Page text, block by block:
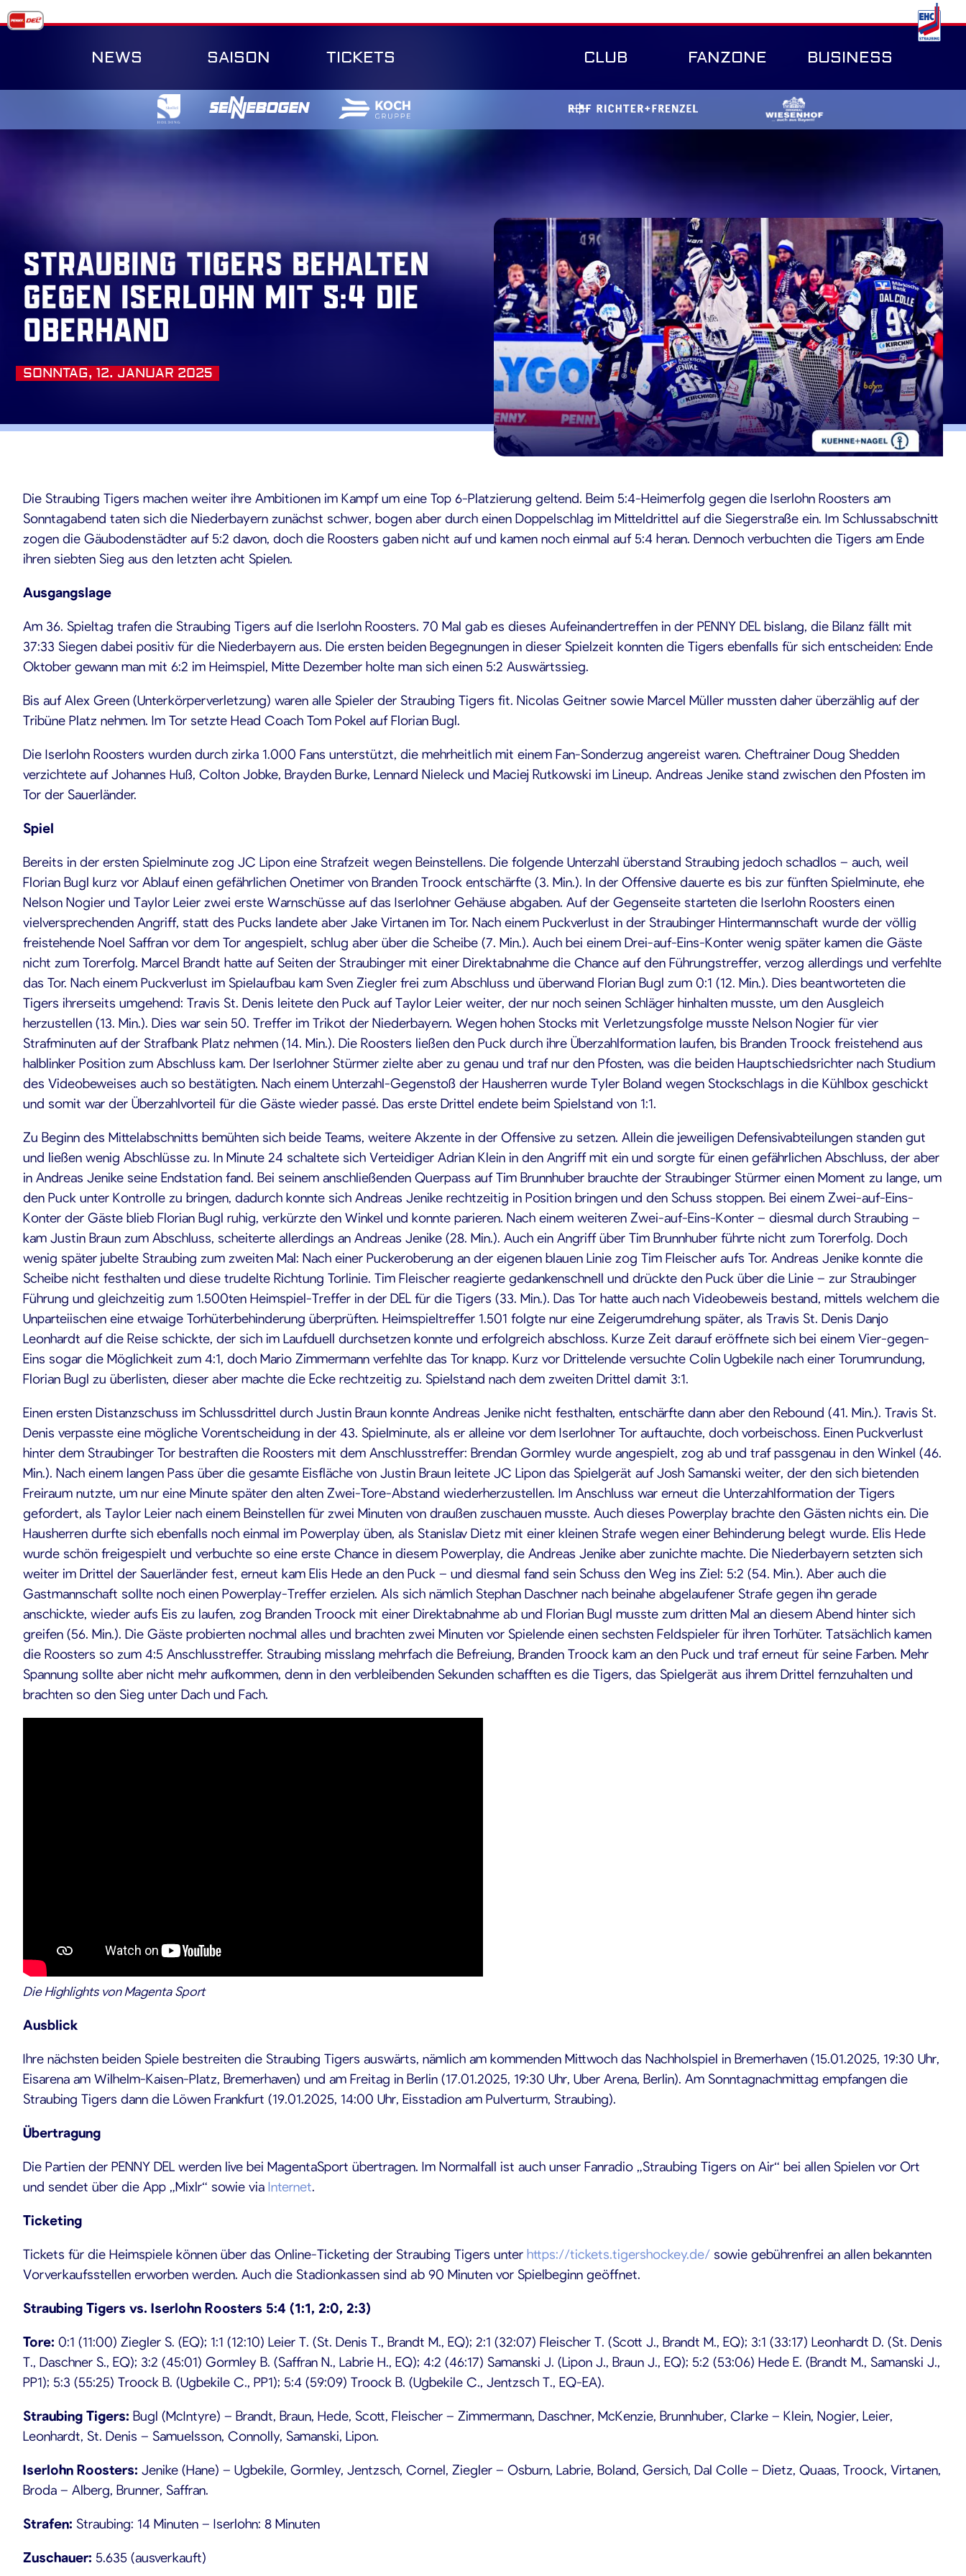
Skip
to
NEWS SAISON TICKETS CLUB FANZONE BUSINESS
Straubing Tigers behalten
gegen Iserlohn mit 5:4 die
Oberhand
SONNTAG, 12. JANUAR 2025
Die Straubing Tigers machen weiter ihre Ambitionen im Kampf um eine Top 6-Platzierung geltend. Beim 5:4-Heimerfolg gegen die Iserlohn Roosters am
Sonntagabend taten sich die Niederbayern zunächst schwer, bogen aber durch einen Doppelschlag im Mitteldrittel auf die Siegerstraße ein. Im Schlussabschnitt
zogen die Gäubodenstädter auf 5:2 davon, doch die Roosters gaben nicht auf und kamen noch einmal auf 5:4 heran. Dennoch verbuchten die Tigers am Ende
ihren siebten Sieg aus den letzten acht Spielen.
Ausgangslage
Am 36. Spieltag trafen die Straubing Tigers auf die Iserlohn Roosters. 70 Mal gab es dieses Aufeinandertreffen in der PENNY DEL bislang, die Bilanz fällt mit
37:33 Siegen dabei positiv für die Niederbayern aus. Die ersten beiden Begegnungen in dieser Spielzeit konnten die Tigers ebenfalls für sich entscheiden: Ende
Oktober gewann man mit 6:2 im Heimspiel, Mitte Dezember holte man sich einen 5:2 Auswärtssieg.
Bis auf Alex Green (Unterkörperverletzung) waren alle Spieler der Straubing Tigers fit. Nicolas Geitner sowie Marcel Müller mussten daher überzählig auf der
Tribüne Platz nehmen. Im Tor setzte Head Coach Tom Pokel auf Florian Bugl.
Die Iserlohn Roosters wurden durch zirka 1.000 Fans unterstützt, die mehrheitlich mit einem Fan-Sonderzug angereist waren. Cheftrainer Doug Shedden
verzichtete auf Johannes Huß, Colton Jobke, Brayden Burke, Lennard Nieleck und Maciej Rutkowski im Lineup. Andreas Jenike stand zwischen den Pfosten im
Tor der Sauerländer.
Spiel
Bereits in der ersten Spielminute zog JC Lipon eine Strafzeit wegen Beinstellens. Die folgende Unterzahl überstand Straubing jedoch schadlos – auch, weil
Florian Bugl kurz vor Ablauf einen gefährlichen Onetimer von Branden Troock entschärfte (3. Min.). In der Offensive dauerte es bis zur fünften Spielminute, ehe
Nelson Nogier und Taylor Leier zwei erste Warnschüsse auf das Iserlohner Gehäuse abgaben. Auf der Gegenseite starteten die Iserlohn Roosters einen
vielversprechenden Angriff, statt des Pucks landete aber Jake Virtanen im Tor. Nach einem Puckverlust in der Straubinger Hintermannschaft wurde der völlig
freistehende Noel Saffran vor dem Tor angespielt, schlug aber über die Scheibe (7. Min.). Auch bei einem Drei-auf-Eins-Konter wenig später kamen die Gäste
nicht zum Torerfolg. Marcel Brandt hatte auf Seiten der Straubinger mit einer Direktabnahme die Chance auf den Führungstreffer, verzog allerdings und verfehlte
das Tor. Nach einem Puckverlust im Spielaufbau kam Sven Ziegler frei zum Abschluss und überwand Florian Bugl zum 0:1 (12. Min.). Dies beantworteten die
Tigers ihrerseits umgehend: Travis St. Denis leitete den Puck auf Taylor Leier weiter, der nur noch seinen Schläger hinhalten musste, um den Ausgleich
herzustellen (13. Min.). Dies war sein 50. Treffer im Trikot der Niederbayern. Wegen hohen Stocks mit Verletzungsfolge musste Nelson Nogier für vier
Strafminuten auf der Strafbank Platz nehmen (14. Min.). Die Roosters ließen den Puck durch ihre Überzahlformation laufen, bis Branden Troock freistehend aus
halblinker Position zum Abschluss kam. Der Iserlohner Stürmer zielte aber zu genau und traf nur den Pfosten, was die beiden Hauptschiedsrichter nach Studium
des Videobeweises auch so bestätigten. Nach einem Unterzahl-Gegenstoß der Hausherren wurde Tyler Boland wegen Stockschlags in die Kühlbox geschickt
und somit war der Überzahlvorteil für die Gäste wieder passé. Das erste Drittel endete beim Spielstand von 1:1.
Zu Beginn des Mittelabschnitts bemühten sich beide Teams, weitere Akzente in der Offensive zu setzen. Allein die jeweiligen Defensivabteilungen standen gut
und ließen wenig Abschlüsse zu. In Minute 24 schaltete sich Verteidiger Adrian Klein in den Angriff mit ein und sorgte für einen gefährlichen Abschluss, der aber
in Andreas Jenike seine Endstation fand. Bei seinem anschließenden Querpass auf Tim Brunnhuber brauchte der Straubinger Stürmer einen Moment zu lange, um
den Puck unter Kontrolle zu bringen, dadurch konnte sich Andreas Jenike rechtzeitig in Position bringen und den Schuss stoppen. Bei einem Zwei-auf-Eins-
Konter der Gäste blieb Florian Bugl ruhig, verkürzte den Winkel und konnte parieren. Nach einem weiteren Zwei-auf-Eins-Konter – diesmal durch Straubing –
kam Justin Braun zum Abschluss, scheiterte allerdings an Andreas Jenike (28. Min.). Auch ein Angriff über Tim Brunnhuber führte nicht zum Torerfolg. Doch
wenig später jubelte Straubing zum zweiten Mal: Nach einer Puckeroberung an der eigenen blauen Linie zog Tim Fleischer aufs Tor. Andreas Jenike konnte die
Scheibe nicht festhalten und diese trudelte Richtung Torlinie. Tim Fleischer reagierte gedankenschnell und drückte den Puck über die Linie – zur Straubinger
Führung und gleichzeitig zum 1.500ten Heimspiel-Treffer in der DEL für die Tigers (33. Min.). Das Tor hatte auch nach Videobeweis bestand, mittels welchem die
Unparteiischen eine etwaige Torhüterbehinderung überprüften. Heimspieltreffer 1.501 folgte nur eine Zeigerumdrehung später, als Travis St. Denis Danjo
Leonhardt auf die Reise schickte, der sich im Laufduell durchsetzen konnte und erfolgreich abschloss. Kurze Zeit darauf eröffnete sich bei einem Vier-gegen-
Eins sogar die Möglichkeit zum 4:1, doch Mario Zimmermann verfehlte das Tor knapp. Kurz vor Drittelende versuchte Colin Ugbekile nach einer Torumrundung,
Florian Bugl zu überlisten, dieser aber machte die Ecke rechtzeitig zu. Spielstand nach dem zweiten Drittel damit 3:1.
Einen ersten Distanzschuss im Schlussdrittel durch Justin Braun konnte Andreas Jenike nicht festhalten, entschärfte dann aber den Rebound (41. Min.). Travis St.
Denis verpasste eine mögliche Vorentscheidung in der 43. Spielminute, als er alleine vor dem Iserlohner Tor auftauchte, doch vorbeischoss. Einen Puckverlust
hinter dem Straubinger Tor bestraften die Roosters mit dem Anschlusstreffer: Brendan Gormley wurde angespielt, zog ab und traf passgenau in den Winkel (46.
Min.). Nach einem langen Pass über die gesamte Eisfläche von Justin Braun leitete JC Lipon das Spielgerät auf Josh Samanski weiter, der den sich bietenden
Freiraum nutzte, um nur eine Minute später den alten Zwei-Tore-Abstand wiederherzustellen. Im Anschluss war erneut die Unterzahlformation der Tigers
gefordert, als Taylor Leier nach einem Beinstellen für zwei Minuten von draußen zuschauen musste. Auch dieses Powerplay brachte den Gästen nichts ein. Die
Hausherren durfte sich ebenfalls noch einmal im Powerplay üben, als Stanislav Dietz mit einer kleinen Strafe wegen einer Behinderung belegt wurde. Elis Hede
wurde schön freigespielt und verbuchte so eine erste Chance in diesem Powerplay, die Andreas Jenike aber zunichte machte. Die Niederbayern setzten sich
weiter im Drittel der Sauerländer fest, erneut kam Elis Hede an den Puck – und diesmal fand sein Schuss den Weg ins Ziel: 5:2 (54. Min.). Aber auch die
Gastmannschaft sollte noch einen Powerplay-Treffer erzielen. Als sich nämlich Stephan Daschner nach beinahe abgelaufener Strafe gegen ihn gerade
anschickte, wieder aufs Eis zu laufen, zog Branden Troock mit einer Direktabnahme ab und Florian Bugl musste zum dritten Mal an diesem Abend hinter sich
greifen (56. Min.). Die Gäste probierten nochmal alles und brachten zwei Minuten vor Spielende einen sechsten Feldspieler für ihren Torhüter. Tatsächlich kamen
die Roosters so zum 4:5 Anschlusstreffer. Straubing misslang mehrfach die Befreiung, Branden Troock kam an den Puck und traf erneut für seine Farben. Mehr
Spannung sollte aber nicht mehr aufkommen, denn in den verbleibenden Sekunden schafften es die Tigers, das Spielgerät aus ihrem Drittel fernzuhalten und
brachten so den Sieg unter Dach und Fach.
Die Highlights von Magenta Sport
Ausblick
Ihre nächsten beiden Spiele bestreiten die Straubing Tigers auswärts, nämlich am kommenden Mittwoch das Nachholspiel in Bremerhaven (15.01.2025, 19:30 Uhr,
Eisarena am Wilhelm-Kaisen-Platz, Bremerhaven) und am Freitag in Berlin (17.01.2025, 19:30 Uhr, Uber Arena, Berlin). Am Sonntagnachmittag empfangen die
Straubing Tigers dann die Löwen Frankfurt (19.01.2025, 14:00 Uhr, Eisstadion am Pulverturm, Straubing).
Übertragung
Die Partien der PENNY DEL werden live bei MagentaSport übertragen. Im Normalfall ist auch unser Fanradio „Straubing Tigers on Air“ bei allen Spielen vor Ort
und sendet über die App „Mixlr“ sowie via Internet.
Ticketing
Tickets für die Heimspiele können über das Online-Ticketing der Straubing Tigers unter https://tickets.tigershockey.de/ sowie gebührenfrei an allen bekannten
Vorverkaufsstellen erworben werden. Auch die Stadionkassen sind ab 90 Minuten vor Spielbeginn geöffnet.
Straubing Tigers vs. Iserlohn Roosters 5:4 (1:1, 2:0, 2:3)
Tore: 0:1 (11:00) Ziegler S. (EQ); 1:1 (12:10) Leier T. (St. Denis T., Brandt M., EQ); 2:1 (32:07) Fleischer T. (Scott J., Brandt M., EQ); 3:1 (33:17) Leonhardt D. (St. Denis
T., Daschner S., EQ); 3:2 (45:01) Gormley B. (Saffran N., Labrie H., EQ); 4:2 (46:17) Samanski J. (Lipon J., Braun J., EQ); 5:2 (53:06) Hede E. (Brandt M., Samanski J.,
PP1); 5:3 (55:25) Troock B. (Ugbekile C., PP1); 5:4 (59:09) Troock B. (Ugbekile C., Jentzsch T., EQ-EA).
Straubing Tigers: Bugl (McIntyre) – Brandt, Braun, Hede, Scott, Fleischer – Zimmermann, Daschner, McKenzie, Brunnhuber, Clarke – Klein, Nogier, Leier,
Leonhardt, St. Denis – Samuelsson, Connolly, Samanski, Lipon.
Iserlohn Roosters: Jenike (Hane) – Ugbekile, Gormley, Jentzsch, Cornel, Ziegler – Osburn, Labrie, Boland, Gersich, Dal Colle – Dietz, Quaas, Troock, Virtanen,
Broda – Alberg, Brunner, Saffran.
Strafen: Straubing: 14 Minuten – Iserlohn: 8 Minuten
Zuschauer: 5.635 (ausverkauft)